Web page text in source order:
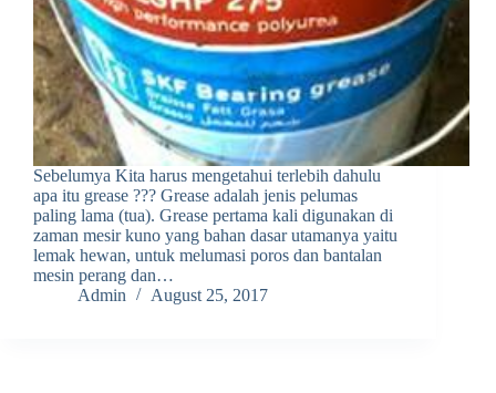
Sebelumya Kita harus mengetahui terlebih dahulu
apa itu grease ??? Grease adalah jenis pelumas
paling lama (tua). Grease pertama kali digunakan di
zaman mesir kuno yang bahan dasar utamanya yaitu
lemak hewan, untuk melumasi poros dan bantalan
mesin perang dan…
Admin
August 25, 2017